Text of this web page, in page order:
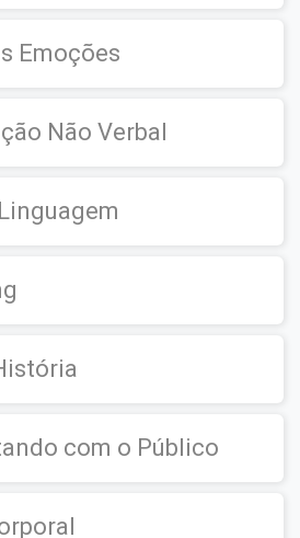
Emoções
Não Verbal
com o Público